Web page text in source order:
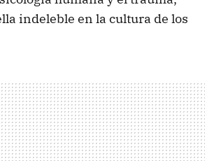
indeleble en la cultura de los